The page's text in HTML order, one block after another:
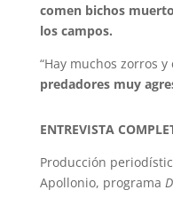
comen bichos
los campos.
“Hay muchos zorros
predadores muy
ENTREVISTA
Producción
Apollonio, programa